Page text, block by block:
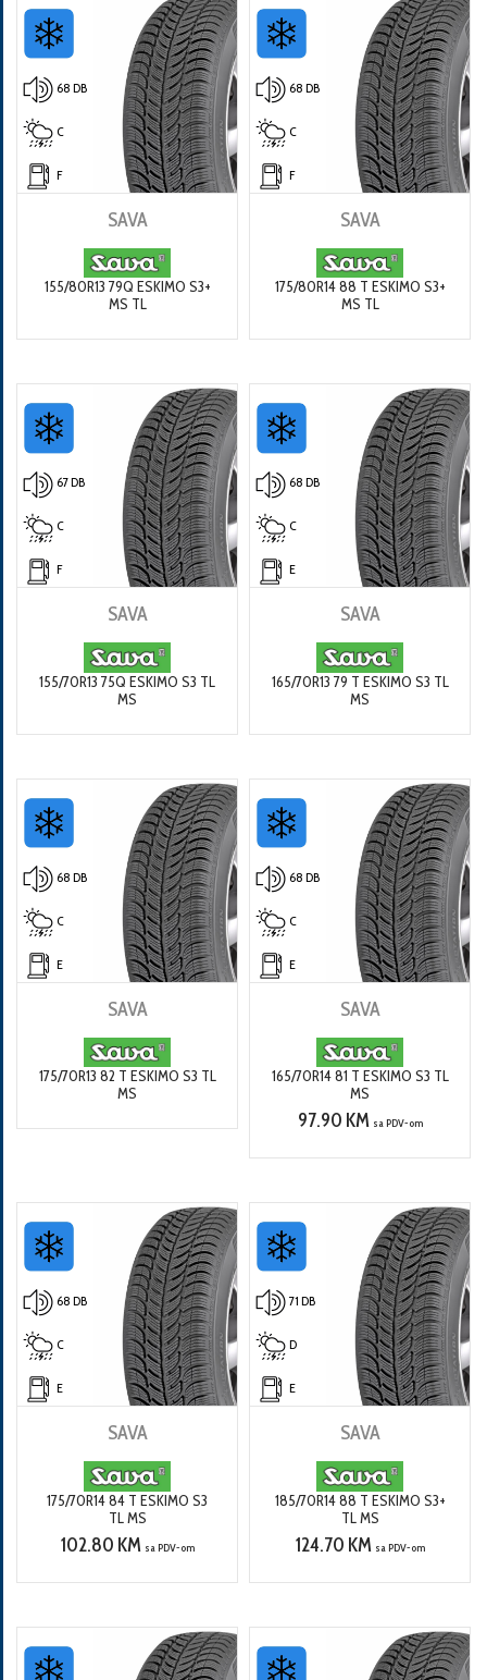
68 DB
C
F
SAVA
155/80R13 79Q ESKIMO S3+
MS TL
68 DB
C
F
SAVA
175/80R14 88 T ESKIMO S3+
MS TL
67 DB
C
F
SAVA
155/70R13 75Q ESKIMO S3 TL
MS
68 DB
C
E
SAVA
165/70R13 79 T ESKIMO S3 TL
MS
68 DB
C
E
SAVA
175/70R13 82 T ESKIMO S3 TL
MS
68 DB
C
E
SAVA
165/70R14 81 T ESKIMO S3 TL
MS
97.90 KM sa PDV-om
68 DB
C
E
SAVA
175/70R14 84 T ESKIMO S3
TL MS
102.80 KM sa PDV-om
71 DB
D
E
SAVA
185/70R14 88 T ESKIMO S3+
TL MS
124.70 KM sa PDV-om